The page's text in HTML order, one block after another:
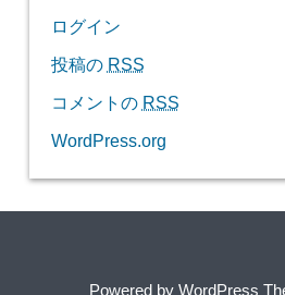
ログイン
投稿の RSS
コメントの RSS
WordPress.org
Powered by WordPress